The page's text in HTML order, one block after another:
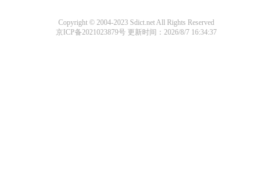
Copyright © 2004-2023 Sdict.net All Rights Reserved
京ICP备2021023879号更新时间：2026/8/7 16:34:37